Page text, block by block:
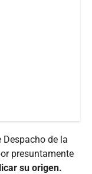
Despacho de la
presuntamente
su origen.